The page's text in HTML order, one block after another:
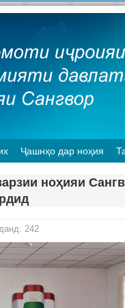
Ҷашнҳо дар ноҳия
ноҳияи
242